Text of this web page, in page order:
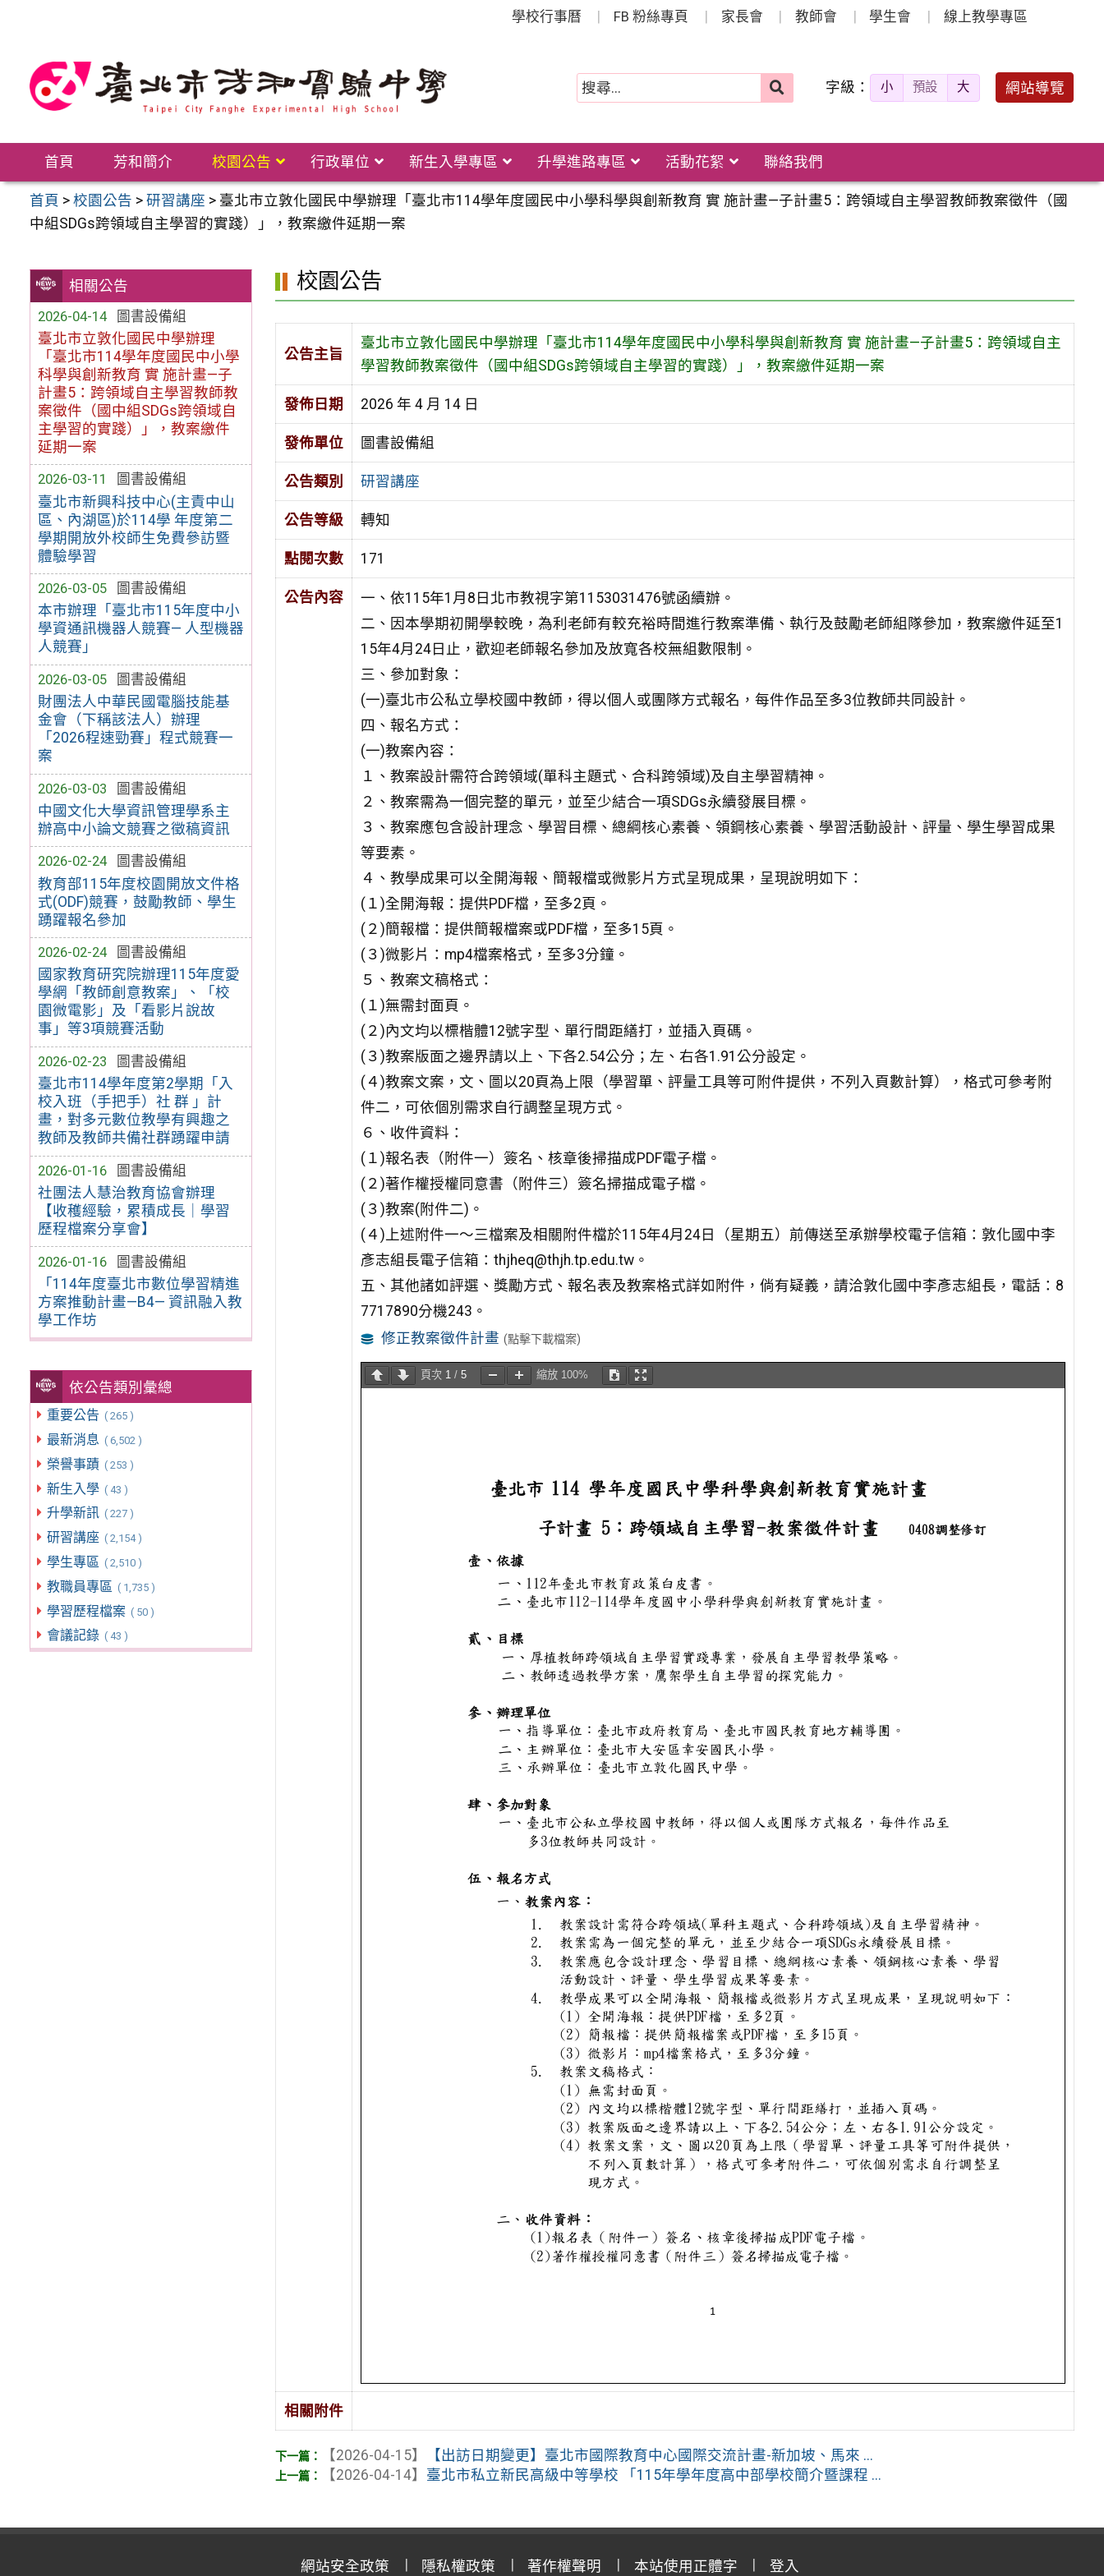
學校行事曆 FB 粉絲專頁 家長會 教師會 學生會 線上教學專區
字級： 小 預設 大 網站導覽
首頁 芳和簡介 校園公告 行政單位 新生入學專區 升學進路專區 活動花絮 聯絡我們
首頁 >校園公告 >研習講座 > 臺北市立敦化國民中學辦理「臺北市114學年度國民中小學科學與創新教育 實 施計畫—子計畫5：跨領域自主學習教師教案徵件（國
中組SDGs跨領域自主學習的實踐）」，教案繳件延期一案
相關公告
2026-04-14
圖書設備組
臺北市立敦化國民中學辦理
「臺北市114學年度國民中小學
科學與創新教育 實 施計畫—子
計畫5：跨領域自主學習教師教
案徵件（國中組SDGs跨領域自
主學習的實踐）」，教案繳件
延期一案
2026-03-11
圖書設備組
臺北市新興科技中心(主責中山
區、內湖區)於114學 年度第二
學期開放外校師生免費參訪暨
體驗學習
2026-03-05
圖書設備組
本市辦理「臺北市115年度中小
學資通訊機器人競賽— 人型機器
人競賽」
2026-03-05
圖書設備組
財團法人中華民國電腦技能基
金會（下稱該法人）辦理
「2026程速勁賽」程式競賽一
案
2026-03-03
圖書設備組
中國文化大學資訊管理學系主
辦高中小論文競賽之徵稿資訊
2026-02-24
圖書設備組
教育部115年度校園開放文件格
式(ODF)競賽，鼓勵教師、學生
踴躍報名參加
2026-02-24
圖書設備組
國家教育研究院辦理115年度愛
學網「教師創意教案」、「校
園微電影」及「看影片說故
事」等3項競賽活動
2026-02-23
圖書設備組
臺北市114學年度第2學期「入
校入班（手把手）社 群 」計
畫，對多元數位教學有興趣之
教師及教師共備社群踴躍申請
2026-01-16
圖書設備組
社團法人慧治教育協會辦理
【收穫經驗，累積成長｜學習
歷程檔案分享會】
2026-01-16
圖書設備組
「114年度臺北市數位學習精進
方案推動計畫—B4— 資訊融入教
學工作坊
依公告類別彙總
重要公告 ( 265 )
最新消息 ( 6,502 )
榮譽事蹟 ( 253 )
新生入學 ( 43 )
升學新訊 ( 227 )
研習講座 ( 2,154 )
學生專區 ( 2,510 )
教職員專區 ( 1,735 )
學習歷程檔案 ( 50 )
會議記錄 ( 43 )
校園公告
公告主旨
臺北市立敦化國民中學辦理「臺北市114學年度國民中小學科學與創新教育 實 施計畫—子計畫5：跨領域自主
學習教師教案徵件（國中組SDGs跨領域自主學習的實踐）」，教案繳件延期一案
發佈日期 2026 年 4 月 14 日
發佈單位 圖書設備組
公告類別 研習講座
公告等級 轉知
點閱次數 171
公告內容
一、依115年1月8日北市教視字第1153031476號函續辦。
二、因本學期初開學較晚，為利老師有較充裕時間進行教案準備、執行及鼓勵老師組隊參加，教案繳件延至1
15年4月24日止，歡迎老師報名參加及放寬各校無組數限制。
三、參加對象：
(一)臺北市公私立學校國中教師，得以個人或團隊方式報名，每件作品至多3位教師共同設計。
四、報名方式：
(一)教案內容：
１、教案設計需符合跨領域(單科主題式、合科跨領域)及自主學習精神。
２、教案需為一個完整的單元，並至少結合一項SDGs永續發展目標。
３、教案應包含設計理念、學習目標、總綱核心素養、領鋼核心素養、學習活動設計、評量、學生學習成果
等要素。
４、教學成果可以全開海報、簡報檔或微影片方式呈現成果，呈現說明如下：
(１)全開海報：提供PDF檔，至多2頁。
(２)簡報檔：提供簡報檔案或PDF檔，至多15頁。
(３)微影片：mp4檔案格式，至多3分鐘。
５、教案文稿格式：
(１)無需封面頁。
(２)內文均以標楷體12號字型、單行間距繕打，並插入頁碼。
(３)教案版面之邊界請以上、下各2.54公分；左、右各1.91公分設定。
(４)教案文案，文、圖以20頁為上限（學習單、評量工具等可附件提供，不列入頁數計算），格式可參考附
件二，可依個別需求自行調整呈現方式。
６、收件資料：
(１)報名表（附件一）簽名、核章後掃描成PDF電子檔。
(２)著作權授權同意書（附件三）簽名掃描成電子檔。
(３)教案(附件二)。
(４)上述附件一～三檔案及相關附件檔於115年4月24日（星期五）前傳送至承辦學校電子信箱：敦化國中李
彥志組長電子信箱：thjheq@thjh.tp.edu.tw。
五、其他諸如評選、獎勵方式、報名表及教案格式詳如附件，倘有疑義，請洽敦化國中李彥志組長，電話：8
7717890分機243。
修正教案徵件計畫 (點擊下載檔案)
頁次 1 / 5 縮放 100%
相關附件
【2026-04-15】
【出訪日期變更】臺北市國際教育中心國際交流計畫-新加坡、馬來 ...
【2026-04-14】 臺北市私立新民高級中等學校 「115年學年度高中部學校簡介暨課程 ...
網站安全政策 隱私權政策 著作權聲明 本站使用正體字 登入